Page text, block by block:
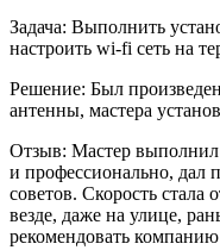
Задача: Выполнить
настроить wi-fi сеть на
Решение: Был
антенны, мастера
Отзыв: Мастер выполнил
и профессионально, дал
советов. Скорость стала
везде, даже на улице,
рекомендовать